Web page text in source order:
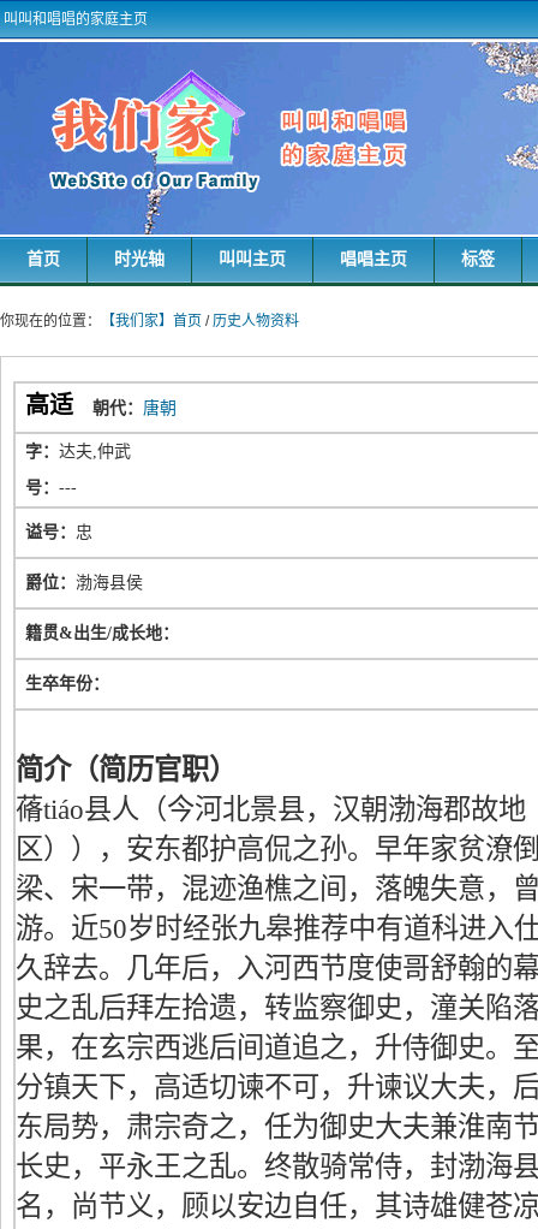
叫叫和唱唱的家庭主页
首页 时光轴 叫叫主页 唱唱主页 标签
你现在的位置： 【我们家】首页 /历史人物资料
高适 朝代： 唐朝
字： 达夫,仲武
号： ---
谥号： 忠
爵位： 渤海县侯
籍贯&出生/成长地：
生卒年份：
简介（简历官职）
蓨tiáo县人（今河北景县，汉朝渤海郡故地
区）），安东都护高侃之孙。早年家贫潦
梁、宋一带，混迹渔樵之间，落魄失意，
游。近50岁时经张九皋推荐中有道科进入
久辞去。几年后，入河西节度使哥舒翰的
史之乱后拜左拾遗，转监察御史，潼关陷
果，在玄宗西逃后间道追之，升侍御史。
分镇天下，高适切谏不可，升谏议大夫，
东局势，肃宗奇之，任为御史大夫兼淮南
长史，平永王之乱。终散骑常侍，封渤海
名，尚节义，顾以安边自任，其诗雄健苍